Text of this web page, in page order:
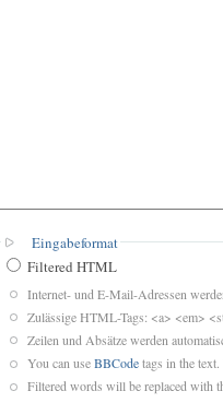
Eingabeformat
Filtered HTML
Internet- und E-Mail-Adressen
Zulässige HTML-Tags: <a> <em>
Zeilen und Absätze werden
You can useBBCodetags in the
Filtered words will be replaced with